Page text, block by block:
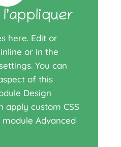
here. Edit or
or in the
You can
of this
Design
apply custom CSS
Advanced